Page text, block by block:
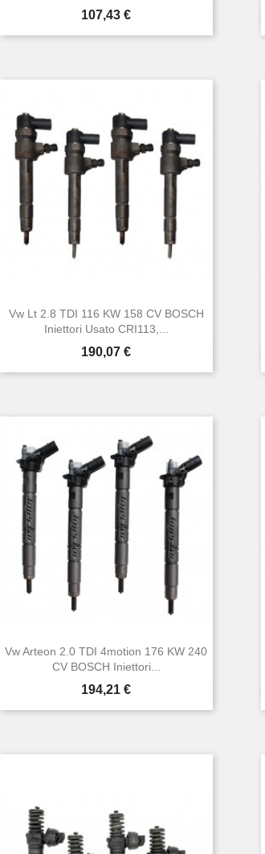
Prezzo
107,43 €
 Anteprima
Vw Lt 2.8 TDI 116 KW 158 CV BOSCH
Iniettori Usato CRI113,...
Prezzo
190,07 €
Anteprima
Vw Arteon 2.0 TDI 4motion 176 KW 240
CV BOSCH Iniettori...
Prezzo
194,21 €
 Anteprima